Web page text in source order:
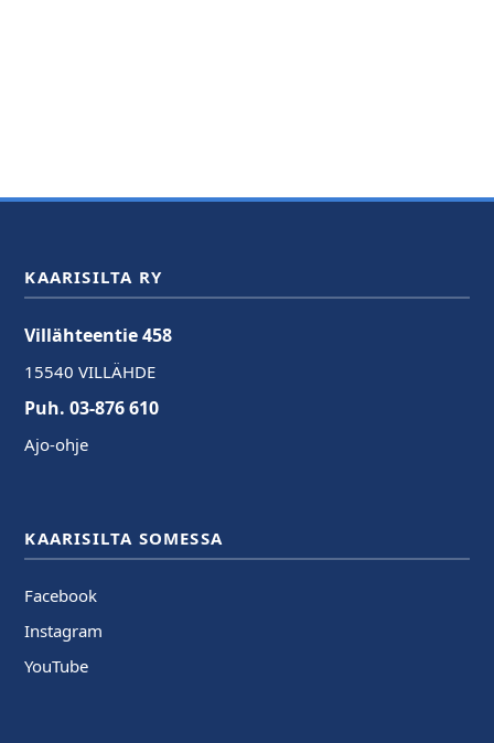
KAARISILTA RY
Villähteentie 458
15540 VILLÄHDE
Puh. 03-876 610
Ajo-ohje
KAARISILTA SOMESSA
Facebook
Instagram
YouTube